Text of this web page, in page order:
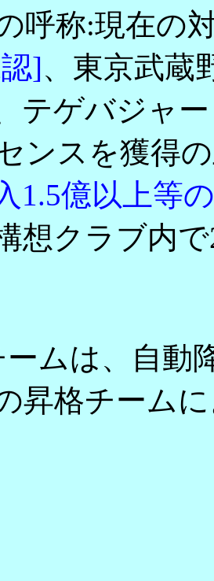
呼称:現在の
]、東京武蔵
テゲバジャ
ンスを獲得
1.5億以上等
想クラブ内
ムは、自動
昇格チーム